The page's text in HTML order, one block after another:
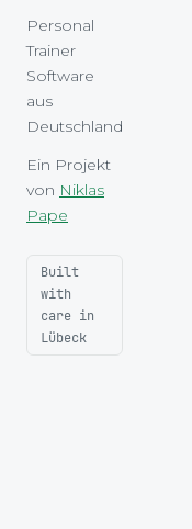
Personal
Trainer
Software
aus
Deutschland
Ein Projekt
von Niklas
Pape
Built
with
care in
Lübeck